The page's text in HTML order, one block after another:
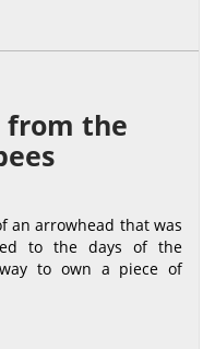
from the
an arrowhead that was
to the days of the
to own a piece of